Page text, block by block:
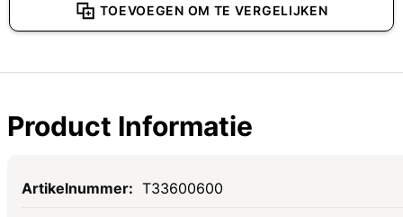
TOEVOEGEN OM TE VERGELIJKEN
Product Informatie
Specificaties
T33600600